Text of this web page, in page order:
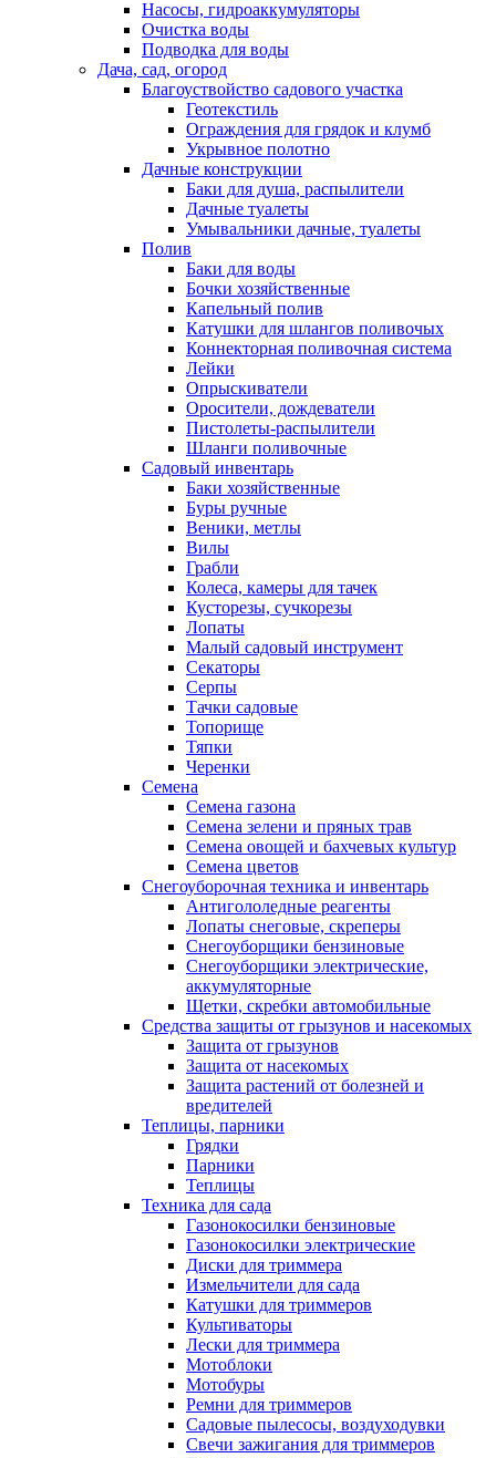
Насосы, гидроаккумуляторы
Очистка воды
Подводка для воды
Дача, сад, огород
Благоуствойство садового участка
Геотекстиль
Ограждения для грядок и клумб
Укрывное полотно
Дачные конструкции
Баки для душа, распылители
Дачные туалеты
Умывальники дачные, туалеты
Полив
Баки для воды
Бочки хозяйственные
Капельный полив
Катушки для шлангов поливочых
Коннекторная поливочная система
Лейки
Опрыскиватели
Оросители, дождеватели
Пистолеты-распылители
Шланги поливочные
Садовый инвентарь
Баки хозяйственные
Буры ручные
Веники, метлы
Вилы
Грабли
Колеса, камеры для тачек
Кусторезы, сучкорезы
Лопаты
Малый садовый инструмент
Секаторы
Серпы
Тачки садовые
Топорище
Тяпки
Черенки
Семена
Семена газона
Семена зелени и пряных трав
Семена овощей и бахчевых культур
Семена цветов
Снегоуборочная техника и инвентарь
Антигололедные реагенты
Лопаты снеговые, скреперы
Снегоуборщики бензиновые
Снегоуборщики электрические,
аккумуляторные
Щетки, скребки автомобильные
Средства защиты от грызунов и насекомых
Защита от грызунов
Защита от насекомых
Защита растений от болезней и
вредителей
Теплицы, парники
Грядки
Парники
Теплицы
Техника для сада
Газонокосилки бензиновые
Газонокосилки электрические
Диски для триммера
Измельчители для сада
Катушки для триммеров
Культиваторы
Лески для триммера
Мотоблоки
Мотобуры
Ремни для триммеров
Садовые пылесосы, воздуходувки
Свечи зажигания для триммеров